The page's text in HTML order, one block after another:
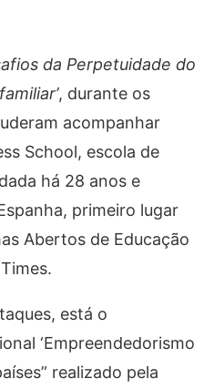
da Perpetuidade do
, durante os
acompanhar
School, escola de
há 28 anos e
primeiro lugar
Abertos de Educação
está o
‘Empreendedorismo
realizado pela